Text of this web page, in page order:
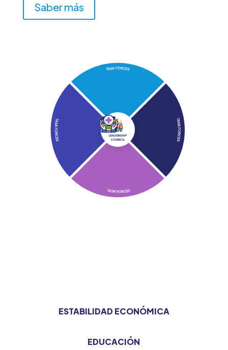
Saber más
ESTABILIDAD ECONÓMICA
EDUCACIÓN